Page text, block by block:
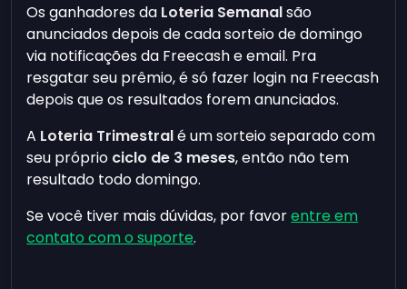
Os ganhadores da Loteria Semanalsão
anunciados depois de cada sorteio de domingo
via notificações da Freecash e email. Pra
resgatar seu prêmio, é só fazer login na Freecash
depois que os resultados forem anunciados.
A Loteria Trimestralé um sorteio separado com
seu próprio ciclo de 3 meses, então não tem
resultado todo domingo.
Se você tiver mais dúvidas, por favorentre em
contato com o suporte.